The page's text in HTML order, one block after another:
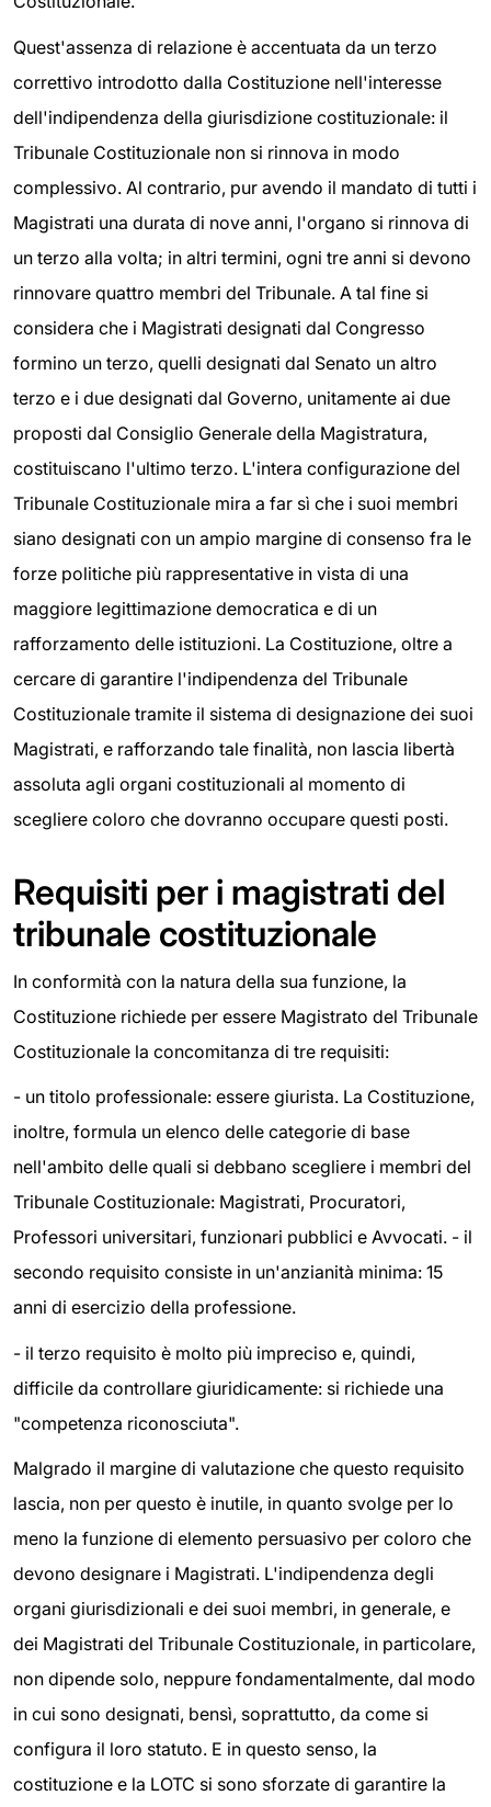
Quest'assenza di relazione è accentuata da un terzo
correttivo introdotto dalla Costituzione nell'interesse
dell'indipendenza della giurisdizione costituzionale: il
Tribunale Costituzionale non si rinnova in modo
complessivo. Al contrario, pur avendo il mandato di tutti i
Magistrati una durata di nove anni, l'organo si rinnova di
un terzo alla volta; in altri termini, ogni tre anni si devono
rinnovare quattro membri del Tribunale. A tal fine si
considera che i Magistrati designati dal Congresso
formino un terzo, quelli designati dal Senato un altro
terzo e i due designati dal Governo, unitamente ai due
proposti dal Consiglio Generale della Magistratura,
costituiscano l'ultimo terzo. L'intera configurazione del
Tribunale Costituzionale mira a far sì che i suoi membri
siano designati con un ampio margine di consenso fra le
forze politiche più rappresentative in vista di una
maggiore legittimazione democratica e di un
rafforzamento delle istituzioni. La Costituzione, oltre a
cercare di garantire l'indipendenza del Tribunale
Costituzionale tramite il sistema di designazione dei suoi
Magistrati, e rafforzando tale finalità, non lascia libertà
assoluta agli organi costituzionali al momento di
scegliere coloro che dovranno occupare questi posti.
Requisiti per i magistrati del
tribunale costituzionale
In conformità con la natura della sua funzione, la
Costituzione richiede per essere Magistrato del Tribunale
Costituzionale la concomitanza di tre requisiti:
- un titolo professionale: essere giurista. La Costituzione,
inoltre, formula un elenco delle categorie di base
nell'ambito delle quali si debbano scegliere i membri del
Tribunale Costituzionale: Magistrati, Procuratori,
Professori universitari, funzionari pubblici e Avvocati. - il
secondo requisito consiste in un'anzianità minima: 15
anni di esercizio della professione.
- il terzo requisito è molto più impreciso e, quindi,
difficile da controllare giuridicamente: si richiede una
"competenza riconosciuta".
Malgrado il margine di valutazione che questo requisito
lascia, non per questo è inutile, in quanto svolge per lo
meno la funzione di elemento persuasivo per coloro che
devono designare i Magistrati. L'indipendenza degli
organi giurisdizionali e dei suoi membri, in generale, e
dei Magistrati del Tribunale Costituzionale, in particolare,
non dipende solo, neppure fondamentalmente, dal modo
in cui sono designati, bensì, soprattutto, da come si
configura il loro statuto. E in questo senso, la
costituzione e la LOTC si sono sforzate di garantire la